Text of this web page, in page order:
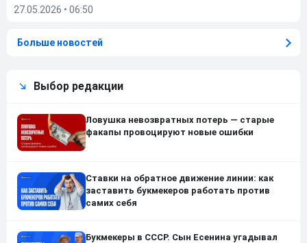
27.05.2026 • 06:50
Больше новостей
Выбор редакции
Ловушка невозвратных потерь — старые
факапы провоцируют новые ошибки
Ставки на обратное движение линии: как
заставить букмекеров работать против
самих себя
Букмекеры в СССР. Сын Есенина угадывал